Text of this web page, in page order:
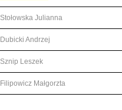
Stołowska Julianna
Dubicki Andrzej
Sznip Leszek
Filipowicz Małgorzta